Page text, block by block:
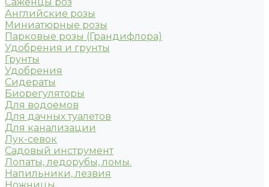
Английские розы
Миниатюрные розы
Парковые розы (Грандифлора)
Удобрения и грунты
Грунты
Удобрения
Сидераты
Биорегуляторы
Для водоемов
Для дачных туалетов
Для канализации
Лук-севок
Садовый инструмент
Лопаты, ледорубы, ломы.
Напильники, лезвия